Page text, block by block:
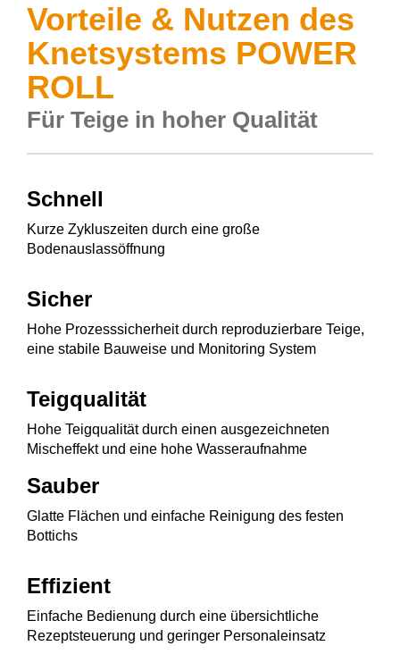
Vorteile & Nutzen des
Knetsystems POWER
ROLL
Für Teige in hoher Qualität
Schnell
Kurze Zykluszeiten durch eine große
Bodenauslassöffnung
Sicher
Hohe Prozesssicherheit durch reproduzierbare Teige,
eine stabile Bauweise und Monitoring System
Teigqualität
Hohe Teigqualität durch einen ausgezeichneten
Mischeffekt und eine hohe Wasseraufnahme
Sauber
Glatte Flächen und einfache Reinigung des festen
Bottichs
Effizient
Einfache Bedienung durch eine übersichtliche
Rezeptsteuerung und geringer Personaleinsatz